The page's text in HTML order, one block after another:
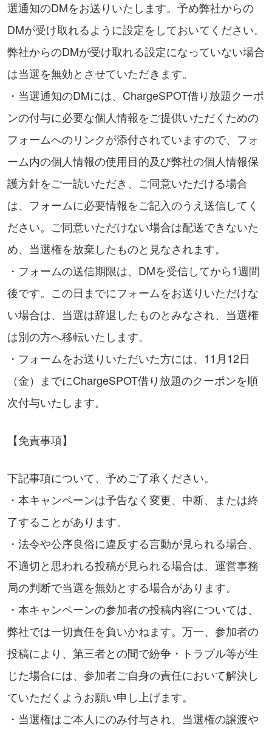
選通知のDMをお送りいたします。予め弊社からの
DMが受け取れるように設定をしておいてください。
弊社からのDMが受け取れる設定になっていない場合
は当選を無効とさせていただきます。
・当選通知のDMには、ChargeSPOT借り放題クーポ
ンの付与に必要な個人情報をご提供いただくための
フォームへのリンクが添付されていますので、フォ
ーム内の個人情報の使用目的及び弊社の個人情報保
護方針をご一読いただき、ご同意いただける場合
は、フォームに必要情報をご記入のうえ送信してく
ださい。ご同意いただけない場合は配送できないた
め、当選権を放棄したものと見なされます。
・フォームの送信期限は、DMを受信してから1週間
後です。この日までにフォームをお送りいただけな
い場合は、当選は辞退したものとみなされ、当選権
は別の方へ移転いたします。
・フォームをお送りいただいた方には、11月12日
（金）までにChargeSPOT借り放題のクーポンを順
次付与いたします。
【免責事項】
下記事項について、予めご了承ください。
・本キャンペーンは予告なく変更、中断、または終
了することがあります。
・法令や公序良俗に違反する言動が見られる場合、
不適切と思われる投稿が見られる場合は、運営事務
局の判断で当選を無効とする場合があります。
・本キャンペーンの参加者の投稿内容については、
弊社では一切責任を負いかねます。万一、参加者の
投稿により、第三者との間で紛争・トラブル等が生
じた場合には、参加者ご自身の責任において解決し
ていただくようお願い申し上げます。
・当選権はご本人にのみ付与され、当選権の譲渡や